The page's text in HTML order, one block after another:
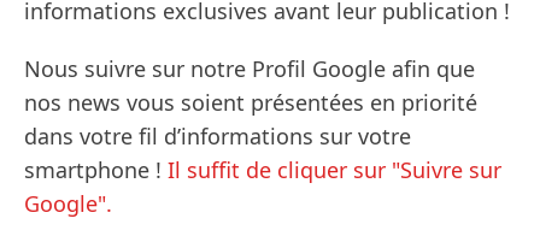
informations exclusives avant leur publication !
Nous suivre sur notre Profil Google afin que
nos news vous soient présentées en priorité
dans votre fil d’informations sur votre
smartphone ! Il suffit de cliquer sur "Suivre sur
Google".